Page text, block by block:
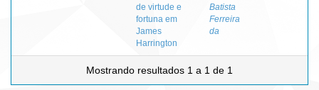
de virtude e
fortuna em
James
Harrington
Batista
Ferreira
da
Mostrando resultados 1 a 1 de 1